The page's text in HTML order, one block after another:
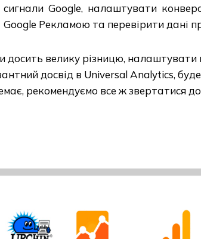
сигнали Google, налаштувати
Google Рекламою та перевірити дані
досить велику різницю, налаштувати
досвід в Universal Analytics,
рекомендуємо все ж звертатися до